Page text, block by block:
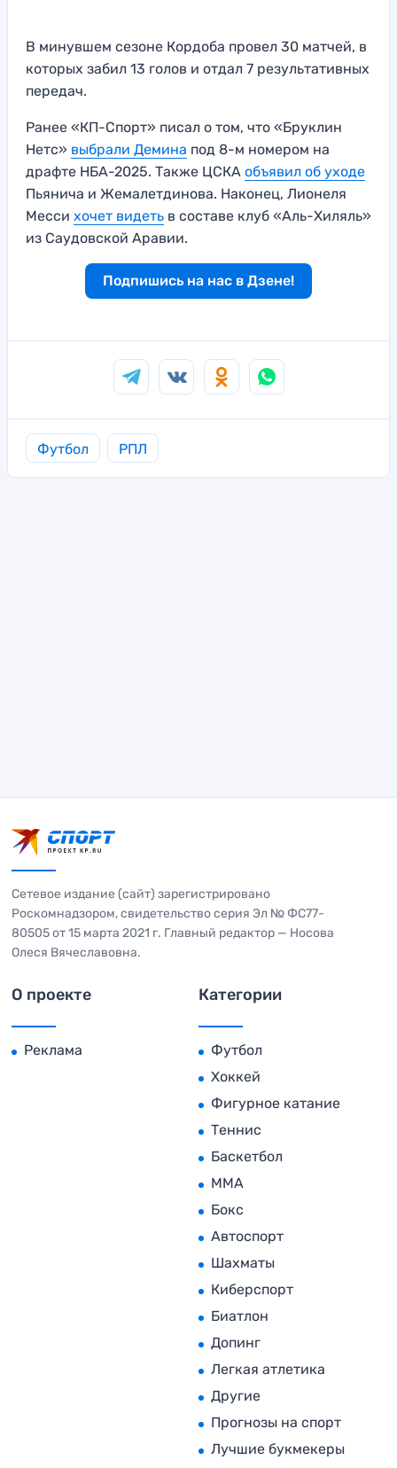
В минувшем сезоне Кордоба провел 30 матчей, в
которых забил 13 голов и отдал 7 результативных
передач.
Ранее «КП-Спорт» писал о том, что «Бруклин
Нетс» выбрали Демина под 8-м номером на
драфте НБА-2025. Также ЦСКА объявил об уходе
Пьянича и Жемалетдинова. Наконец, Лионеля
Месси хочет видеть в составе клуб «Аль-Хиляль»
из Саудовской Аравии.
Подпишись на нас в Дзене!
Футбол РПЛ
Сетевое издание (сайт) зарегистрировано
Роскомнадзором, свидетельство серия Эл № ФС77-
80505 от 15 марта 2021 г. Главный редактор — Носова
Олеся Вячеславовна.
О проекте
Реклама
Категории
Футбол
Хоккей
Фигурное катание
Теннис
Баскетбол
MMA
Бокс
Автоспорт
Шахматы
Киберспорт
Биатлон
Допинг
Легкая атлетика
Другие
Прогнозы на спорт
Лучшие букмекеры